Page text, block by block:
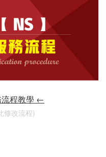
程教學 ←
修改流程)